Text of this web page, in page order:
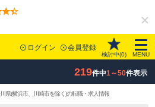
ログイン 会員登録
検討中(0) MENU
219件中1～50件表示
県(横浜市、川崎市を除く)の転職・求人情報